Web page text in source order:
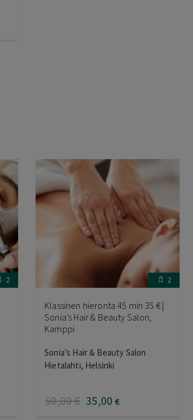
2 2
Klassinen hieronta 45 min 35 € |
Sonia’s Hair & Beauty Salon,
Kamppi
Sonia’s Hair & Beauty Salon
Hietalahti, Helsinki
50,00€ 35,00 €